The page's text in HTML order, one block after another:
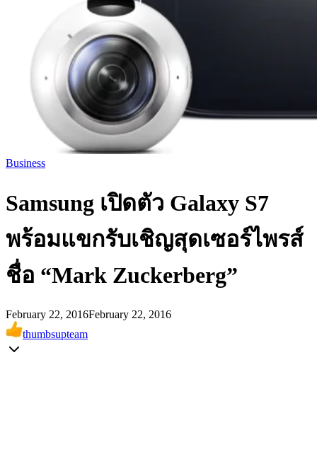
Business
Samsung เปิดตัว Galaxy S7
พร้อมแขกรับเชิญสุดเซอร์ไพรส์
ชื่อ “Mark Zuckerberg”
February 22, 2016February 22, 2016
thumbsupteam